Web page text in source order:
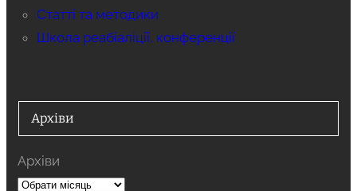
Статті та методики
Школа реабіаліції, конференції
Архіви
Архіви